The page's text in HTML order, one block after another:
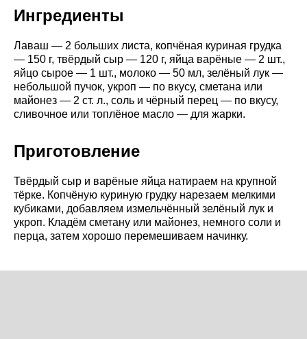
Ингредиенты
Лаваш — 2 больших листа, копчёная куриная грудка
— 150 г, твёрдый сыр — 120 г, яйца варёные — 2 шт.,
яйцо сырое — 1 шт., молоко — 50 мл, зелёный лук —
небольшой пучок, укроп — по вкусу, сметана или
майонез — 2 ст. л., соль и чёрный перец — по вкусу,
сливочное или топлёное масло — для жарки.
Приготовление
Твёрдый сыр и варёные яйца натираем на крупной
тёрке. Копчёную куриную грудку нарезаем мелкими
кубиками, добавляем измельчённый зелёный лук и
укроп. Кладём сметану или майонез, немного соли и
перца, затем хорошо перемешиваем начинку.